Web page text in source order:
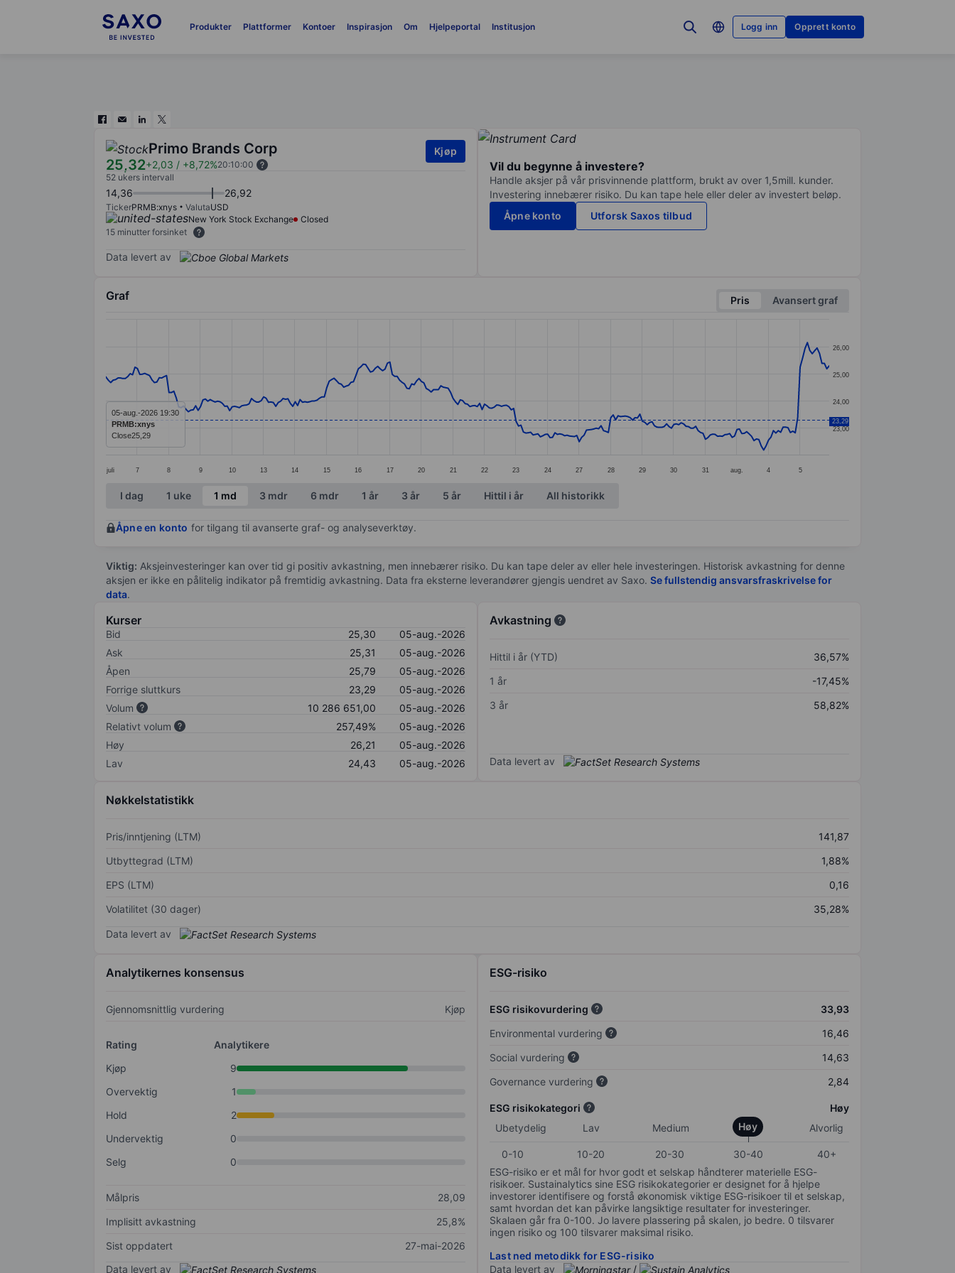
Produkter Plattformer Kontoer Inspirasjon Om Hjelpeportal Institusjon Logg inn Opprett konto
Primo Brands Corp
25,32+2,03 / +8,72%20:10:00
Kjøp
52 ukers intervall
14,36 26,92
TickerPRMB:xnys ValutaUSD
New York Stock Exchange
Closed
15 minutter forsinket
Data levert av
Vil du begynne å investere?
Handle aksjer på vår prisvinnende plattform, brukt av over 1,5mill. kunder.
Investering innebærer risiko. Du kan tape hele eller deler av investert beløp.
Åpne konto
Utforsk Saxos tilbud
Graf Pris
Avansert graf
The chart has 1 X axis displaying categories.
The chart has 1 Y axis displaying values. Data ranges from 22.17 to 26.15.
juli 7 8 9 10 13 14 15 16 17 20 21 22 23 24 27 28 29 30 31 aug. 4 5
23,00
24,00
25,00
26,00
23,29
05-aug.-2026 19:30
PRMB:xnys
Close25,29
End of interactive chart.
I dag 1 uke 1 md 3 mdr 6 mdr 1 år 3 år 5 år Hittil i år All historikk
Åpne en konto for tilgang til avanserte graf- og analyseverktøy.
Viktig: Aksjeinvesteringer kan over tid gi positiv avkastning, men innebærer risiko. Du kan tape deler av eller hele investeringen. Historisk avkastning for denne
aksjen er ikke en pålitelig indikator på fremtidig avkastning. Data fra eksterne leverandører gjengis uendret av Saxo. Se fullstendig ansvarsfraskrivelse for
data.
Kurser
Bid 25,30
05-aug.-2026
Ask
25,31
05-aug.-2026
Åpen
25,79
05-aug.-2026
Forrige sluttkurs
23,29
05-aug.-2026
Volum
10 286 651,00
05-aug.-2026
Relativt volum
257,49%
05-aug.-2026
Høy
26,21
05-aug.-2026
Lav
24,43 05-aug.-2026
Avkastning
Hittil i år (YTD)
36,57%
1 år
-17,45%
3 år
58,82%
Data levert av
Nøkkelstatistikk
Pris/inntjening (LTM)
141,87
Utbyttegrad (LTM)
1,88%
EPS (LTM)
0,16
Volatilitet (30 dager)
35,28%
Data levert av
Analytikernes konsensus
Gjennomsnittlig vurdering Kjøp
Rating
Analytikere
Kjøp
9
Overvektig
1
Hold
2
Undervektig
0
Selg
0
Målpris
28,09
Implisitt avkastning
25,8%
Sist oppdatert
27-mai-2026
Data levert av
ESG-risiko
ESG risikovurdering
33,93
Environmental vurdering
16,46
Social vurdering
14,63
Governance vurdering
2,84
ESG risikokategori
Høy
Ubetydelig
Lav Medium Høy Alvorlig
0-10 10-20 20-30 30-40
40+
ESG-risiko er et mål for hvor godt et selskap håndterer materielle ESG-
risikoer. Sustainalytics sine ESG risikokategorier er designet for å hjelpe
investorer identifisere og forstå økonomisk viktige ESG-risikoer til et selskap,
samt hvordan det kan påvirke langsiktige resultater for investeringer.
Skalaen går fra 0-100. Jo lavere plassering på skalen, jo bedre. 0 tilsvarer
ingen risiko og 100 tilsvarer maksimal risiko.
Last ned metodikk for ESG-risiko
Data levert av
/